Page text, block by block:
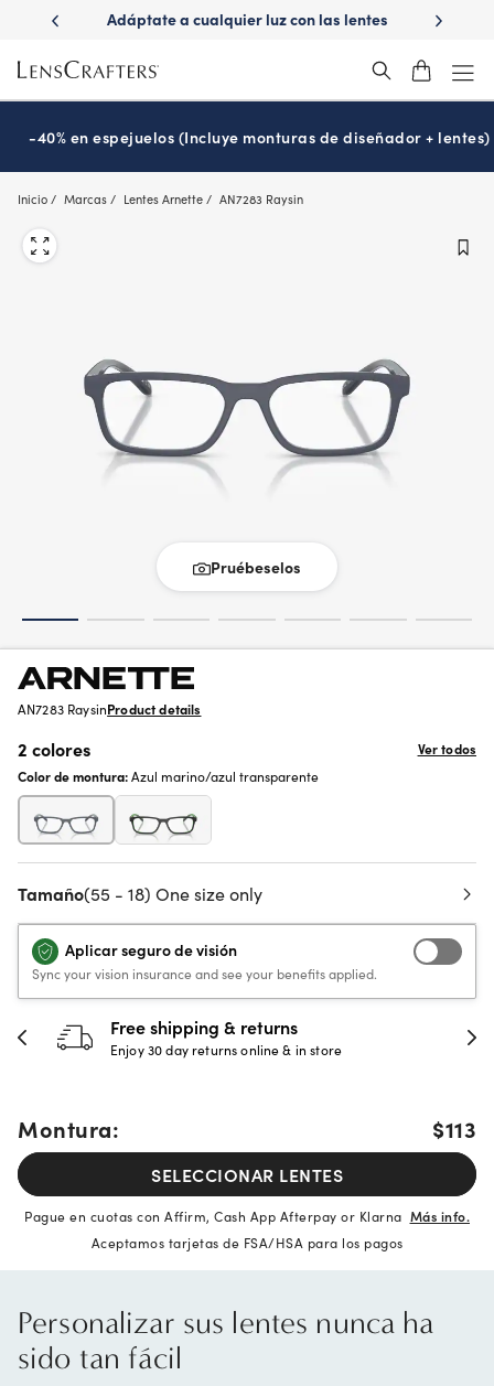
main
content
con
Adáptate a cualquier luz con las lentes
¿Es
-40% en espejuelos (Incluye monturas de diseñador + lentes)
Inicio Marcas Lentes Arnette AN7283 Raysin
Pruébeselos
AN7283 RaysinProduct details
2 colores
Ver todos
Color de montura:Azul marino/azul transparente
Tamaño(55 - 18) One size only
Aplicar seguro de visión
Sync your vision insurance and see your benefits applied.
Free shipping & returns
Enjoy 30 day returns online & in store
Montura: $113
SELECCIONAR LENTES
Pague en cuotas con Affirm, Cash App Afterpay or Klarna Más info.
Aceptamos tarjetas de FSA/HSA para los pagos
Personalizar sus lentes nunca ha
sido tan fácil